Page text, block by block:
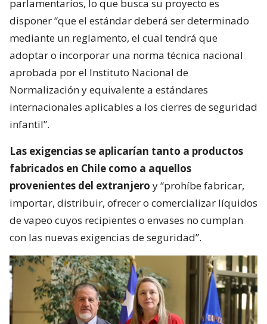
parlamentarios, lo que busca su proyecto es
disponer “que el estándar deberá ser determinado
mediante un reglamento, el cual tendrá que
adoptar o incorporar una norma técnica nacional
aprobada por el Instituto Nacional de
Normalización y equivalente a estándares
internacionales aplicables a los cierres de seguridad
infantil”.
Las exigencias se aplicarían tanto a productos
fabricados en Chile como a aquellos
provenientes del extranjero y “prohíbe fabricar,
importar, distribuir, ofrecer o comercializar líquidos
de vapeo cuyos recipientes o envases no cumplan
con las nuevas exigencias de seguridad”.